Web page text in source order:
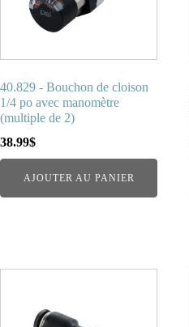
40.829 - Bouchon de cloison
1/4 po avec manomètre
(multiple de 2)
38.99$
AJOUTER AU PANIER